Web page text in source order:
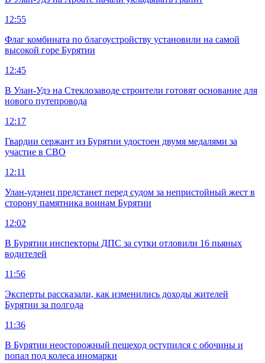
12:55
Флаг комбината по благоустройству установили на самой
высокой горе Бурятии
12:45
В Улан-Удэ на Стеклозаводе строители готовят основание для
нового путепровода
12:17
Гвардии сержант из Бурятии удостоен двумя медалями за
участие в СВО
12:11
Улан-удэнец предстанет перед судом за непристойный жест в
сторону памятника воинам Бурятии
12:02
В Бурятии инспекторы ДПС за сутки отловили 16 пьяных
водителей
11:56
Эксперты рассказали, как изменились доходы жителей
Бурятии за полгода
11:36
В Бурятии неосторожный пешеход оступился с обочины и
попал под колеса иномарки